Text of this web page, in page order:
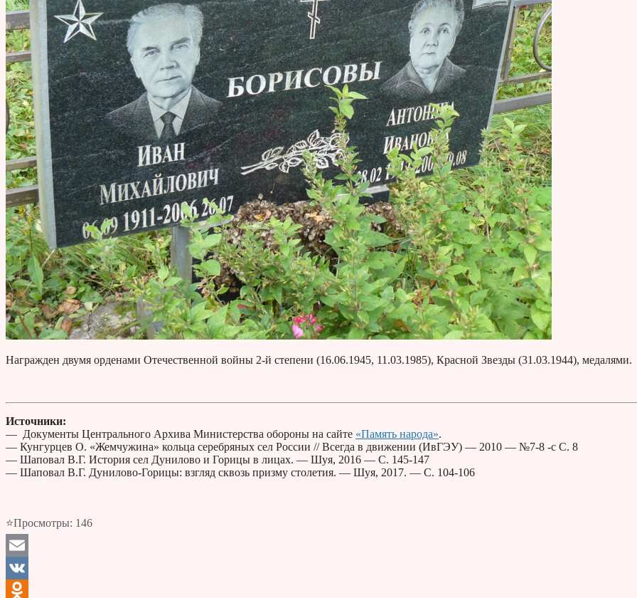
Награжден двумя орденами Отечественной войны 2-й степени (16.06.1945, 11.03.1985), Красной Звезды (31.03.1944), медалями.
Источники:
— Документы Центрального Архива Министерства обороны на сайте «Память народа».
— Кунгурцев О. «Жемчужина» кольца серебряных сел России // Всегда в движении (ИвГЭУ) — 2010 — №7-8 -с С. 8
— Шаповал В.Г. История сел Дунилово и Горицы в лицах. — Шуя, 2016 — С. 145-147
— Шаповал В.Г. Дунилово-Горицы: взгляд сквозь призму столетия. — Шуя, 2017. — С. 104-106
⭐Просмотры: 146
Email
VK